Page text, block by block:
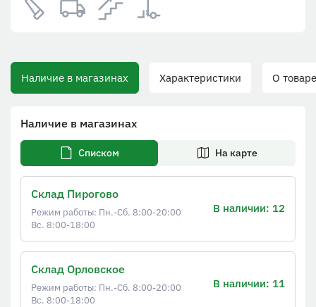
Наличие в магазинах Характеристики О товаре
Наличие в магазинах
Списком На карте
Склад Пирогово
Режим работы: Пн.-Сб. 8:00-20:00
Вс. 8:00-18:00
В наличии: 12
Склад Орловское
Режим работы: Пн.-Сб. 8:00-20:00
Вс. 8:00-18:00
В наличии: 11